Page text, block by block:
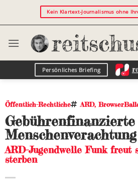
Kein Klartext-Journalismus ohne
Persönliches Briefing
Öffentlich-Rechtliche ARD,
Gebührenfinanzierte
Menschenverachtung
ARD-Jugendwelle Funk freut
sterben